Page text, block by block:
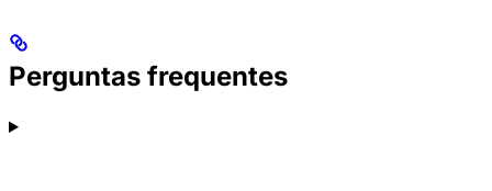
Perguntas frequentes